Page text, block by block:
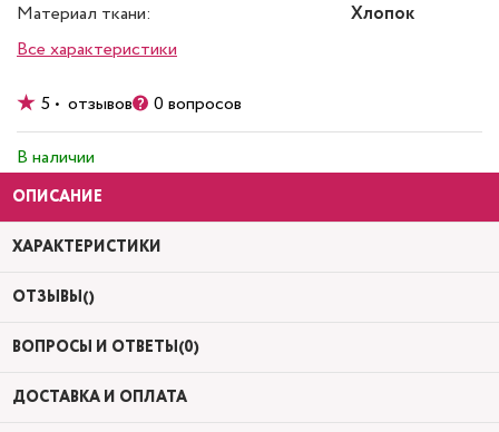
Материал ткани:
Хлопок
Все характеристики
5 • отзывов 0 вопросов
В наличии
ОПИСАНИЕ
ХАРАКТЕРИСТИКИ
ОТЗЫВЫ()
ВОПРОСЫ И ОТВЕТЫ(0)
ДОСТАВКА И ОПЛАТА